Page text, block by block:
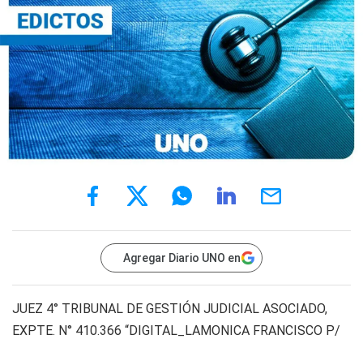
Agregar Diario UNO en
JUEZ 4° TRIBUNAL DE GESTIÓN JUDICIAL ASOCIADO,
EXPTE. N° 410.366 “DIGITAL_LAMONICA FRANCISCO P/